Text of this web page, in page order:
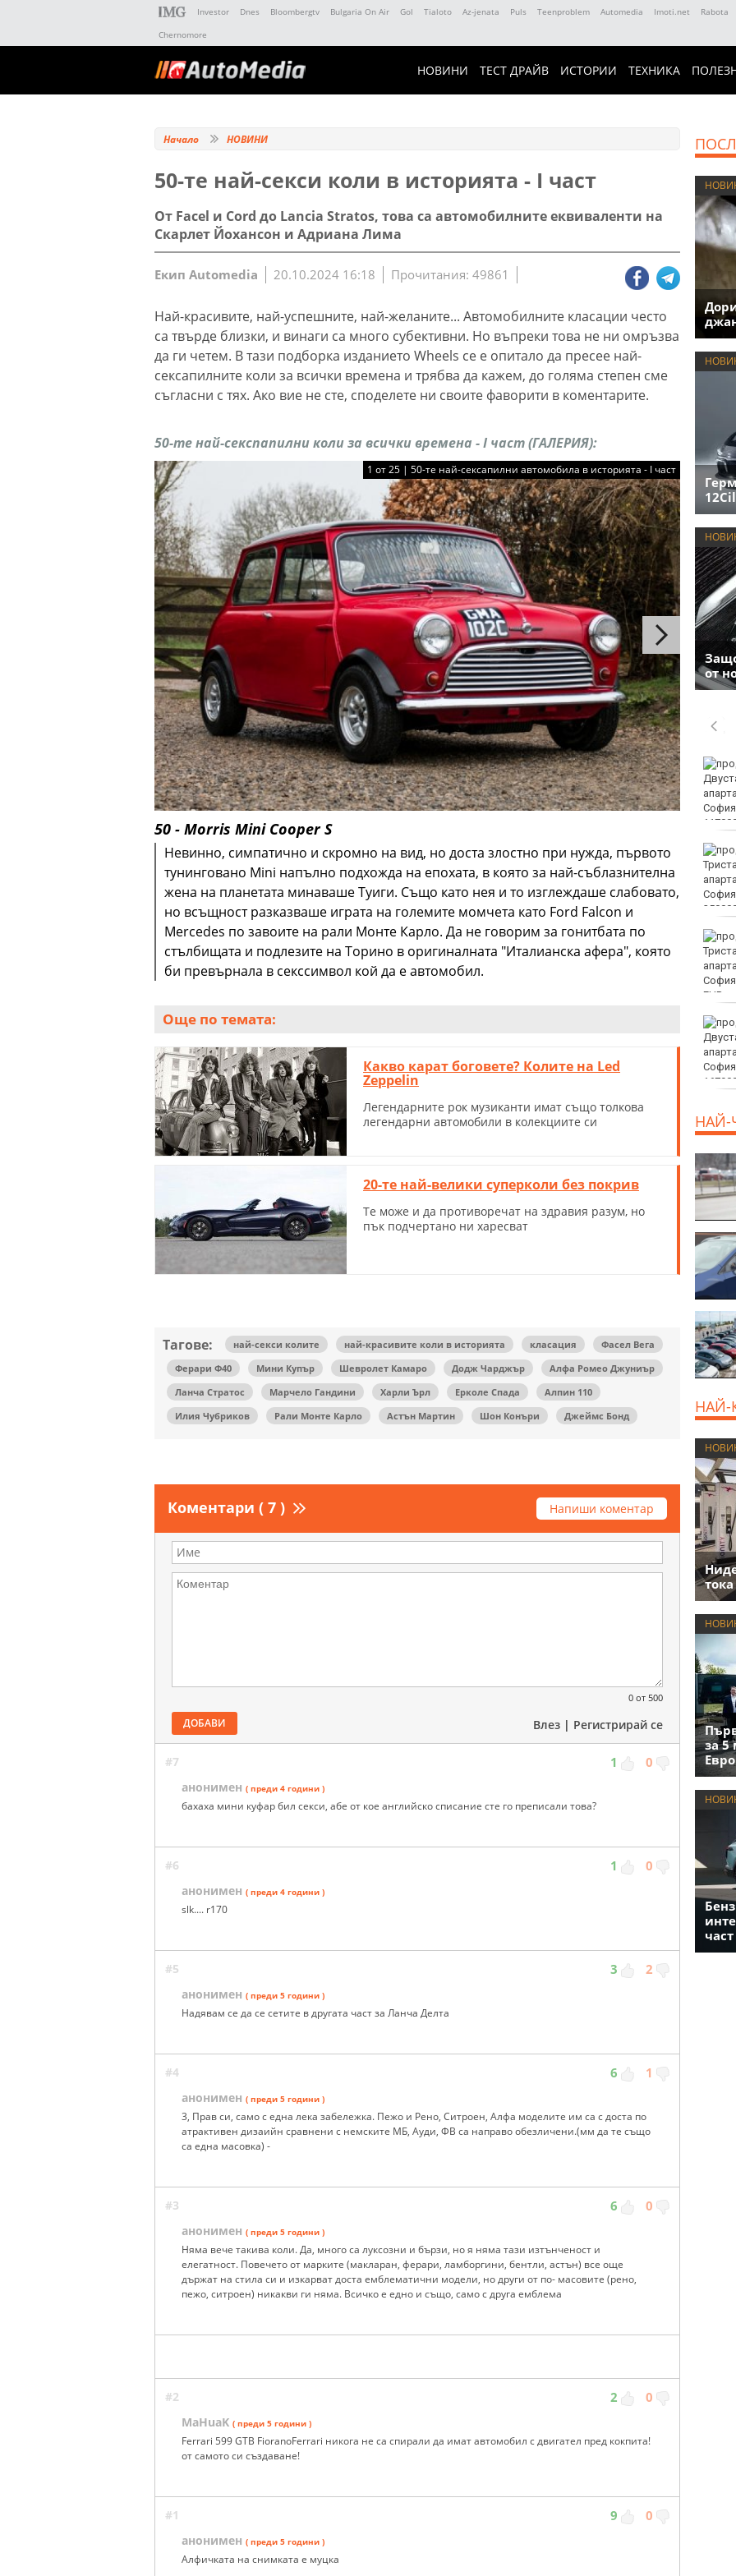
Investor Dnes Bloombergtv Bulgaria On Air Gol Tialoto Az-jenata Puls Teenproblem Automedia Imoti.net Rabota
Chernomore
НОВИНИ ТЕСТ ДРАЙВ ИСТОРИИ ТЕХНИКА
Начало НОВИНИ
50-те най-секси коли в историята - I част
От Facel и Cord до Lancia Stratos, това са автомобилните еквиваленти на
Скарлет Йохансон и Адриана Лима
Екип Automedia 20.10.2024 16:18 Прочитания: 49861
Най-красивите, най-успешните, най-желаните... Автомобилните класации често
са твърде близки, и винаги са много субективни. Но въпреки това не ни омръзва
да ги четем. В тази подборка изданието Wheels се е опитало да пресее най-
сексапилните коли за всички времена и трябва да кажем, до голяма степен сме
съгласни с тях. Ако вие не сте, споделете ни своите фаворити в коментарите.
50-те най-секспапилни коли за всички времена - I част (ГАЛЕРИЯ):
1 от 25 | 50-те най-сексапилни автомобила в историята - I част
50 - Morris Mini Cooper S
Невинно, симпатично и скромно на вид, но доста злостно при нужда, първото
тунинговано Mini напълно подхожда на епохата, в която за най-съблазнителна
жена на планетата минаваше Туиги. Също като нея и то изглеждаше слабовато,
но всъщност разказваше играта на големите момчета като Ford Falcon и
Mercedes по завоите на рали Монте Карло. Да не говорим за гонитбата по
стълбищата и подлезите на Торино в оригиналната "Италианска афера", която
би превърнала в секссимвол кой да е автомобил.
Още по темата:
Какво карат боговете? Колите на Led
Zeppelin
Легендарните рок музиканти имат също толкова
легендарни автомобили в колекциите си
20-те най-велики суперколи без покрив
Те може и да противоречат на здравия разум, но
пък подчертано ни харесват
Тагове: най-секси колите най-красивите коли в историята класация
Фасел Вега
Ферари Ф40
Мини Купър Шевролет Камаро Додж Чарджър
Алфа Ромео Джуниър
Ланча Стратос
Марчело Гандини Харли Ърл Ерколе Спада
Алпин 110
Илия Чубриков
Рали Монте Карло Астън Мартин Шон Конъри Джеймс Бонд
Коментари ( 7 ) Напиши коментар
0 от 500
ДОБАВИ Влез | Регистрирай се
#7 1 0
анонимен ( преди 4 години )
бахаха мини куфар бил секси, абе от кое английско списание сте го преписали това?
#6 1 0
анонимен ( преди 4 години )
slk.... r170
#5 3 2
анонимен ( преди 5 години )
Надявам се да се сетите в другата част за Ланча Делта
#4 6 1
анонимен ( преди 5 години )
3, Прав си, само с една лека забележка. Пежо и Рено, Ситроен, Алфа моделите им са с доста по
атрактивен дизаийн сравнени с немските МБ, Ауди, ФВ са направо обезличени.(мм да те също
са една масовка) -
#3 6 0
анонимен ( преди 5 години )
Няма вече такива коли. Да, много са луксозни и бързи, но я няма тази изтънченост и
елегатност. Повечето от марките (макларан, ферари, ламборгини, бентли, астън) все още
държат на стила си и изкарват доста емблематични модели, но други от по- масовите (рено,
пежо, ситроен) никакви ги няма. Всичко е едно и също, само с друга емблема
#2 2 0
MaHuaK ( преди 5 години )
Ferrari 599 GTB FioranoFerrari никога не са спирали да имат автомобил с двигател пред кокпита!
от самото си създаване!
#1 9 0
анонимен ( преди 5 години )
Алфичката на снимката е муцка
от
Винисиус Жуниор
преподписа с Реал
(Мадрид)
ЦСКА удари с 3:0 Макаби
като гост
Тъжна вест! Почина
голямо име в
EUR
800
НАЙ-
НАЙ-
за 5
част